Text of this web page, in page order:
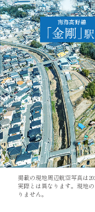
掲載の現地周辺航空写真は
実際とは異なります。現地
りません。